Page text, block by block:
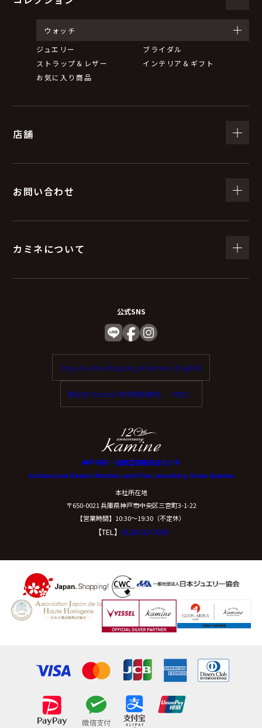
（４）個人情報の第三者提供について
取得した個人情報は、法令等による場合を除いて第三者
に提供することはありません。
（５）個人情報の取扱いの委託について
取得した個人情報の取扱いの全部又は一部を委託するこ
置にて個人情報の取扱いを行っている企業を選定し、委
果
個人情報を与えることは任意です。
は、お問い合わせ内容に回答できない可能性がありま
（７）保有個人データの開示等および問い合わ
せ窓口について
ご本人からの求めにより、当社が保有する保有個人デー
たは削除、利用停止、消去、第三者提供の停止および第
三者提供記録の開示（以下、開示等という）に応じま
開示等に応ずる窓口は、下記「当社の個人情報の取扱い
に関する苦情、相談等の問合せ先」を参照してくださ
（８）本人が容易に認識できない方法による個
クッキーやウェブビーコン等を用いるなどして、本人が
容易に認識できない方法による個人情報の取得は行って
おりません。
取得した個人情報については、漏洩、減失または毀損の
防止と是正、その他個人情報の安全管理のために必要か
つ適切な措置を講じます。
ウォッチ
ジュエリー
ブライダル
ストラップ＆レザー
インテリア＆ギフト
お気に入り商品
店舗
お問い合わせ
カミネについて
公式SNS
Enjoy tax-free shopping at Kamine. (English)
歡迎在 Kamine 享受免稅購物。（中文）
神戸 時計・宝飾正規販売店カミネ
Authorized Dealer Watches and Fine Jewellery, Kobe Kamine
本社所在地
〒650-0021 兵庫県神戸市中央区三宮町3-1-22
【営業時間】10:30〜19:30（不定休）
【TEL】 0120-02-7039